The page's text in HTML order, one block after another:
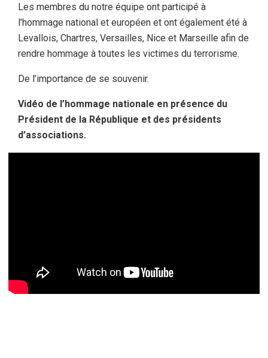
Les membres du notre équipe ont participé à
l’hommage national et européen et ont également été à
Levallois, Chartres, Versailles, Nice et Marseille afin de
rendre hommage à toutes les victimes du terrorisme.
De l’importance de se souvenir.
Vidéo de l’hommage nationale en présence du
Président de la République et des présidents
d’associations.